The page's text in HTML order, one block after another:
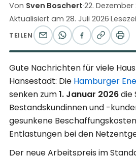
Von Sven Boschert·22. Dezember
Aktualisiert am 28. Juli 2026·
TEILEN
Gute Nachrichten für viele
Hansestadt: Die Hamburger
senken zum1. Januar 2026die
Bestandskundinnen und -
gesunkene
Entlastungen bei den
Der neue Arbeitspreis im